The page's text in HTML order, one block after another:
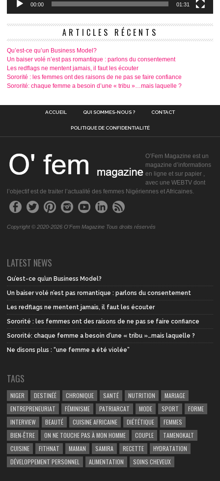
00:00 01:31
ARTICLES RÉCENTS
Qu’est-ce qu’un Business Model?
Un baiser volé n’est pas romantique : parlons du consentement
Les redflags ne mentent jamais, il faut les écouter
Sororité : les femmes ont des raisons de ne pas se faire confiance
Sororité: chaque femme a besoin d’une « tribu »…mais laquelle ?
ACCUEIL QUI SOMMES-NOUS ? CONTACT
POLITIQUE DE CONFIDENTIALITÉ
O’Fem Magazine est un
magazine d’informations
en ligne et sur papier ,
avec une WEBTV dont
l’objectif est de traiter l’actualité des femmes Nigériennes et Africaines.
Copyright © 2020-2026 O'Fem Magazine Tous droits réservés
LATEST NEWS
Qu’est-ce qu’un Business Model?
Un baiser volé n’est pas romantique : parlons du consentement
Les redflags ne mentent jamais, il faut les écouter
Sororité : les femmes ont des raisons de ne pas se faire confiance
Sororité: chaque femme a besoin d’une « tribu »…mais laquelle ?
Ne disons plus : “une femme a été violée”
TAGS
NIGER DESTINÉÉ CHRONIQUE SANTÉ NUTRITION
MARIAGE
ENTREPRENEURIAT
FÉMINISME PATRIARCAT MODE SPORT
FORME
INTERVIEW
BEAUTÉ CUISINE AFRICAINE DIÉTÉTIQUE
FEMMES
BIEN-ÊTRE
ON NE TOUCHE PAS À MON HOMME COUPLE
TAMENOKALT
CUISINE
FITHNAT MAMAN SAMIRA RECETTE
HYDRATATION
DÉVELOPPEMENT PERSONNEL
ALIMENTATION SOINS CHEVEUX